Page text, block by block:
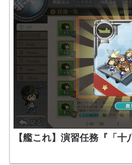
【艦これ】演習任務『「